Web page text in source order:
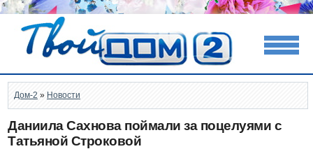
Дом-2 » Новости
Даниила Сахнова поймали за поцелуями с
Татьяной Строковой